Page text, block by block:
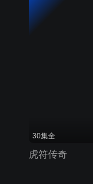
30集全
虎符传奇